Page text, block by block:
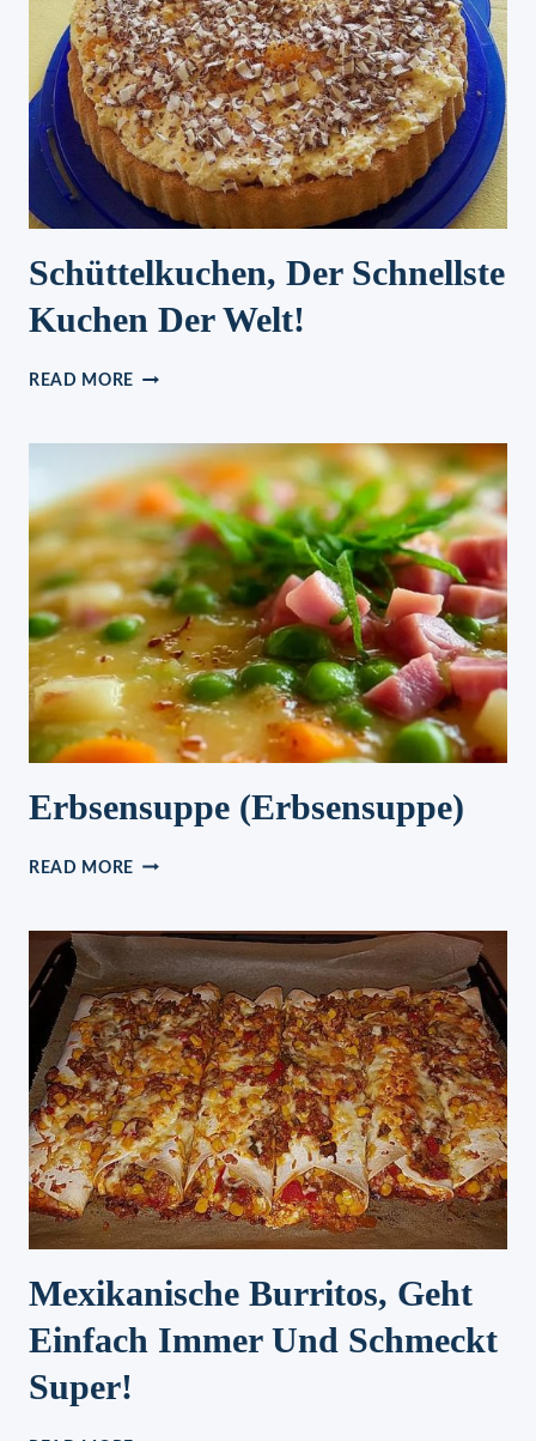
Schüttelkuchen, Der Schnellste
Kuchen Der Welt!
READ MORE SCHÜTTELKUCHEN,
KUCHEN
DER
WELT!
Erbsensuppe (Erbsensuppe)
READ MORE ERBSENSUPPE
Mexikanische Burritos, Geht
Einfach Immer Und Schmeckt
Super!